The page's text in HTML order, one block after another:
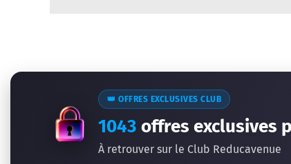
👑 OFFRES EXCLUSIVES CLUB
1043 offres exclusives
À retrouver sur le Club Reducavenue